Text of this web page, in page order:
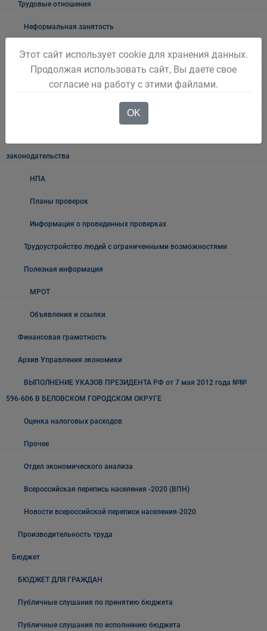
Трудовые отношения
Неформальная занятость
О неформальной занятости: ролики, релизы
Мероприятия по снижению уровня неформальной занятости
законодательства
НПА
Планы проверок
Информация о проведенных проверках
Трудоустройство людей с ограниченными возможностями
Полезная информация
МРОТ
Объявления и ссылки
Финансовая грамотность
Архив Управления экономики
ВЫПОЛНЕНИЕ УКАЗОВ ПРЕЗИДЕНТА РФ от 7 мая 2012 года №№
596-606 В БЕЛОВСКОМ ГОРОДСКОМ ОКРУГЕ
Оценка налоговых расходов
Прочее
Отдел экономического анализа
Всероссийская перепись населения -2020 (ВПН)
Новости всероссийской переписи населения-2020
Производительность труда
Бюджет
БЮДЖЕТ ДЛЯ ГРАЖДАН
Публичные слушания по принятию бюджета
Публичные слушания по исполнению бюджета
Этот сайт использует cookie для хранения данных.
Продолжая использовать сайт, Вы даете свое
согласие на работу с этими файлами.
OK